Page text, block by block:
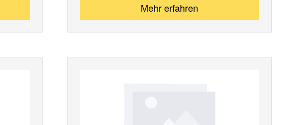
Mehr erfahren